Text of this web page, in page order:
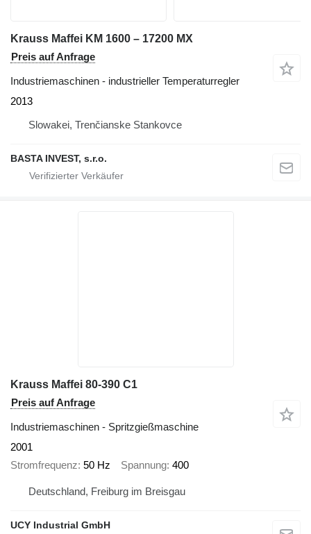
Krauss Maffei KM 1600 – 17200 MX
Preis auf Anfrage
Industriemaschinen - industrieller Temperaturregler
2013
Slowakei, Trenčianske Stankovce
BASTA INVEST, s.r.o.
Krauss Maffei 80-390 C1
Preis auf Anfrage
Industriemaschinen - Spritzgießmaschine
2001
Stromfrequenz 50 Hz Spannung 400
Deutschland, Freiburg im Breisgau
UCY Industrial GmbH